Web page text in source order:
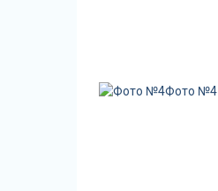
Фото №4